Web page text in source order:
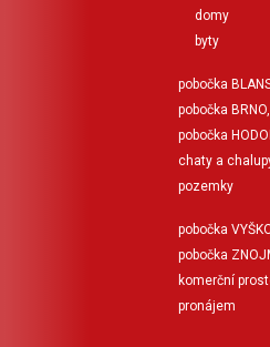
domy
byty
pobočka
pobočka
pobočka
chaty a
pozemky
pobočka
pobočka
komerční
pronájem